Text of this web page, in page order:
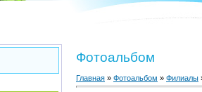
Фотоальбом
Главная » Фотоальбом » Филиалы